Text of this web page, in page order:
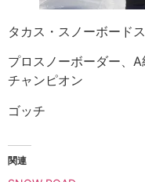
タカス・スノーボード
プロスノーボーダー、A
チャンピオン
ゴッチ
関連